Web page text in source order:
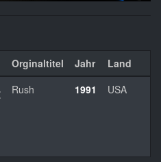
Orginaltitel Jahr Land
Rush 1991 USA